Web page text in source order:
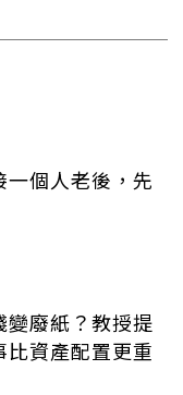
一個人老後，先
變廢紙？教授提
比資產配置更重